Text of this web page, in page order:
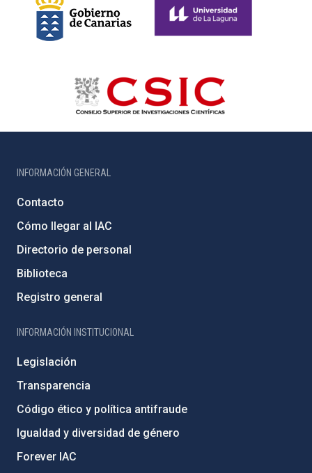
INFORMACIÓN GENERAL
Contacto
Cómo llegar al IAC
Directorio de personal
Biblioteca
Registro general
INFORMACIÓN INSTITUCIONAL
Legislación
Transparencia
Código ético y política antifraude
Igualdad y diversidad de género
Forever IAC